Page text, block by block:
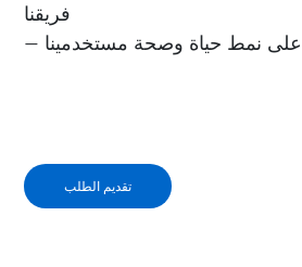
فريقنا
على نمط حياة وصحة مستخدمينا
تقديم الطلب